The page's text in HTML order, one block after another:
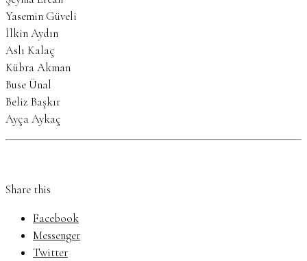
Yasemin Güveli
İlkin Aydın
Aslı Kalaç
Kübra Akman
Buse Ünal
Beliz Başkır
Ayça Aykaç
Share this
Facebook
Messenger
Twitter